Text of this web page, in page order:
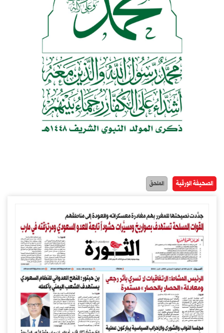
الصحيفة الورقية الملحق